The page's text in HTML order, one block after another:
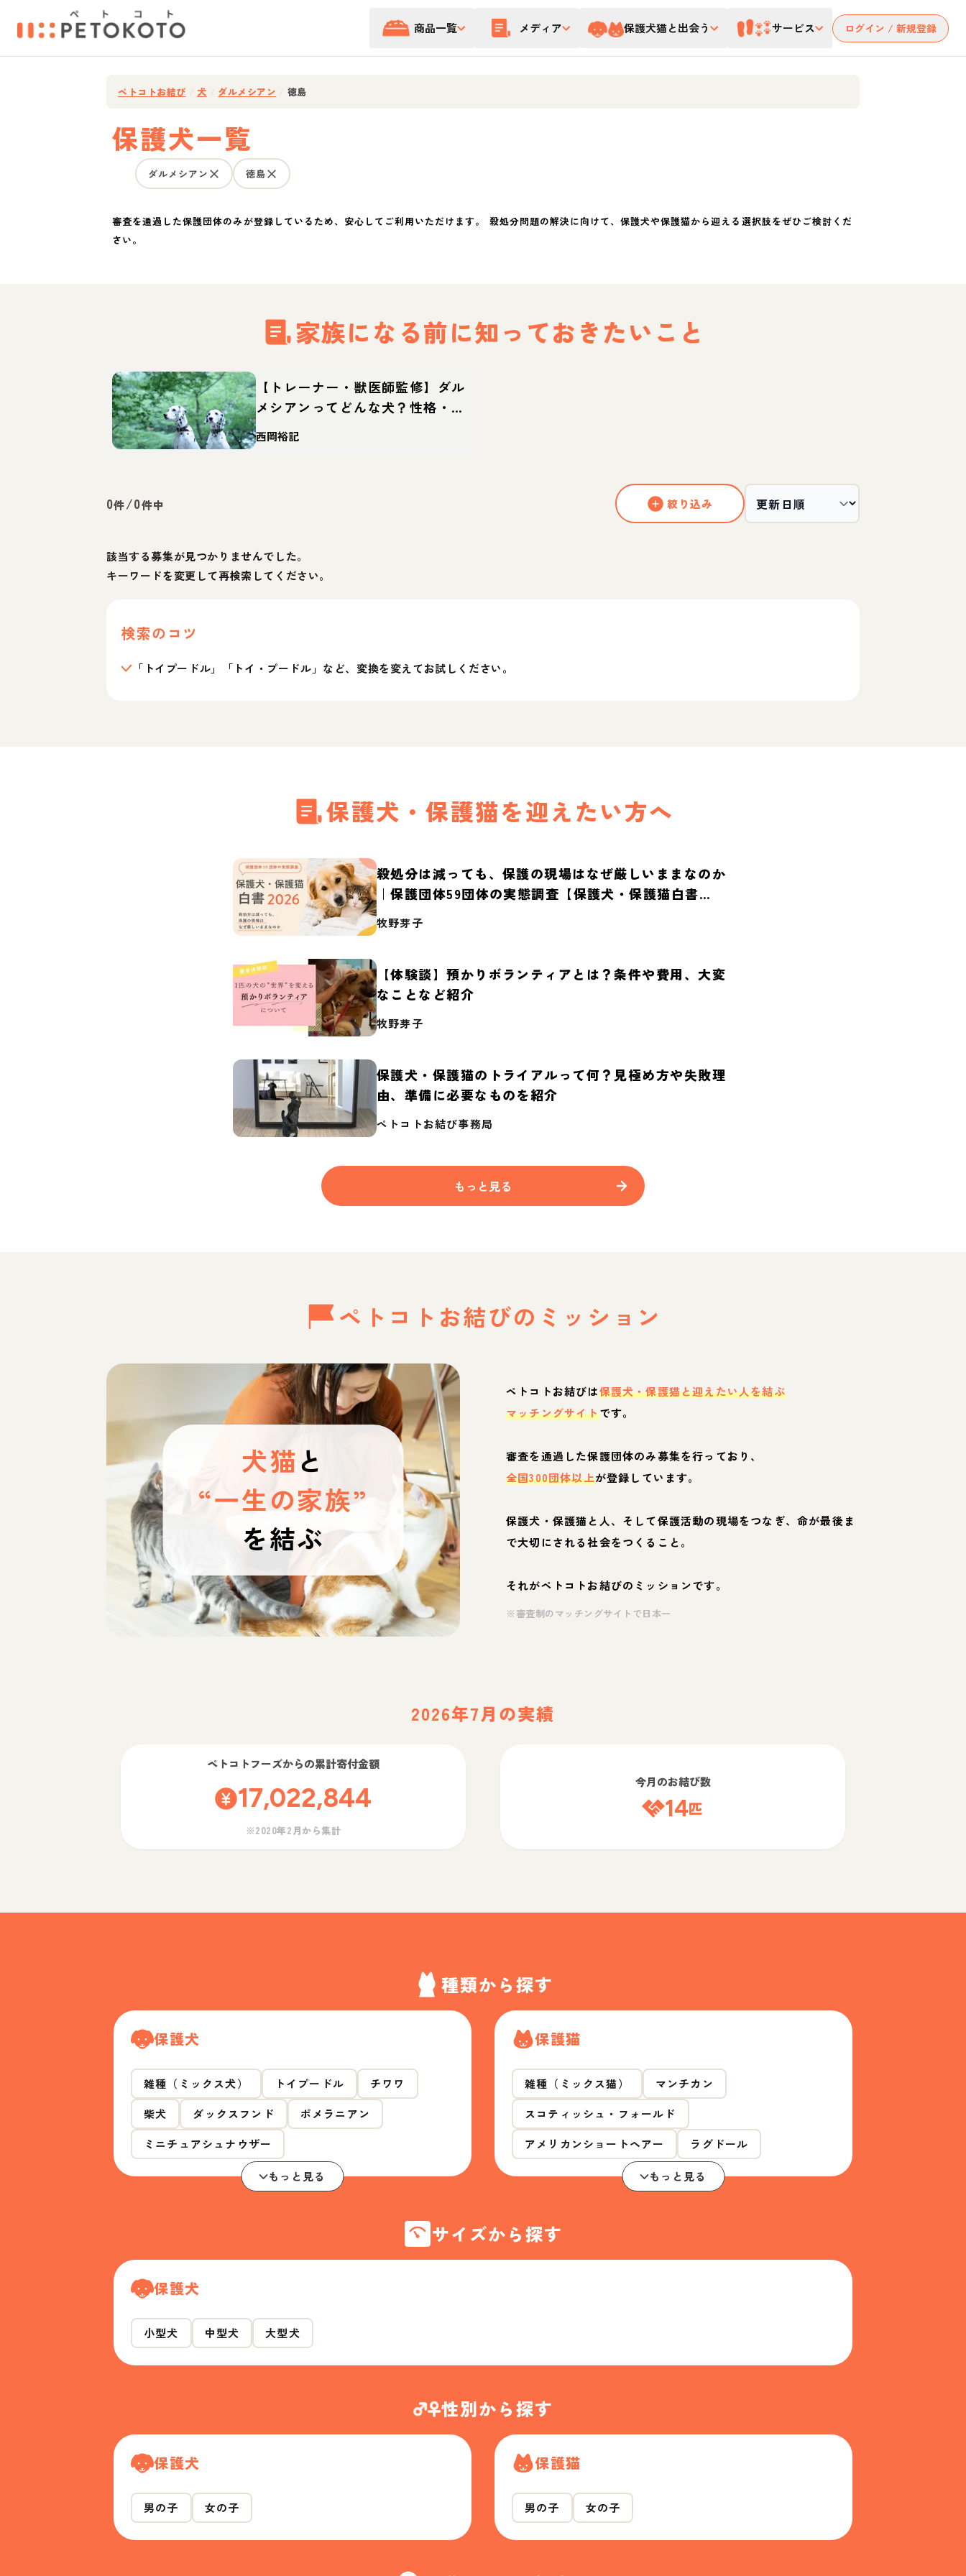
商品一覧 メディア 保護犬猫と出会う サービス ログイン / 新規登録
ペトコトお結び 犬 ダルメシアン 徳島
保護犬一覧
ダルメシアン 徳島
審査を通過した保護団体のみが登録しているため、安心してご利用いただけます。 殺処分問題の解決に向けて、保護犬や保護猫から迎える選択肢をぜひご検討くだ
さい。
家族になる前に知っておきたいこと
【トレーナー・獣医師監修】ダル
メシアンってどんな犬？性格・特
徴・育て方・迎え方
西岡裕記
0件/0件中 絞り込み
該当する募集が見つかりませんでした。
キーワードを変更して再検索してください。
検索のコツ
「トイプードル」「トイ・プードル」など、変換を変えてお試しください。
保護犬・保護猫を迎えたい方へ
殺処分は減っても、保護の現場はなぜ厳しいままなのか
｜保護団体59団体の実態調査【保護犬・保護猫白書
2026】
牧野芽子
【体験談】預かりボランティアとは？条件や費用、大変
なことなど紹介
牧野芽子
保護犬・保護猫のトライアルって何？見極め方や失敗理
由、準備に必要なものを紹介
ペトコトお結び事務局
もっと見る
ペトコトお結びの ミッション
犬猫と
“一生の家族”
を結ぶ
ペトコトお結びは保護犬・保護猫と迎えたい人を結ぶ
マッチングサイトです。
審査を通過した保護団体のみ募集を行っており、
全国300団体以上が登録しています。
保護犬・保護猫と人、そして保護活動の現場をつなぎ、命が最後ま
で大切にされる社会をつくること。
それがペトコトお結びのミッションです。
※審査制のマッチングサイトで日本一
2026年7月の実績
ペトコトフーズからの累計寄付金額
17,022,844
※2020年2月から集計
今月のお結び数
14匹
種類から探す
保護犬
雑種（ミックス犬） トイプードル
チワワ
柴犬
ダックスフンド
ポメラニアン
ミニチュアシュナウザー
もっと見る
保護猫
雑種（ミックス猫）
マンチカン
スコティッシュ・フォールド
アメリカンショートヘアー
ラグドール
もっと見る
サイズから探す
保護犬
小型犬 中型犬 大型犬
性別から探す
保護犬
男の子 女の子
保護猫
男の子 女の子